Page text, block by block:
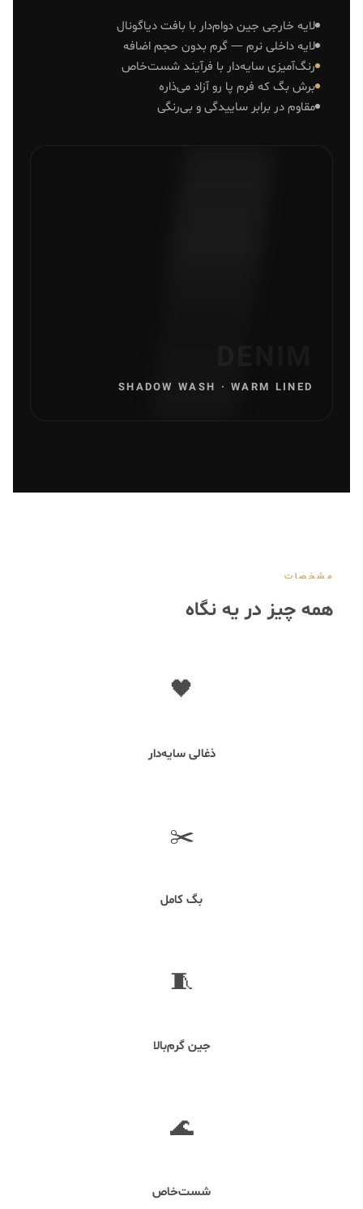
لایه خارجی جین دوام‌دار با بافت دیاگونال
لایه داخلی نرم — گرم بدون حجم اضافه
رنگ‌آمیزی سایه‌دار با فرآیند شست‌خاص
برش بگ که فرم پا رو آزاد می‌ذاره
مقاوم در برابر ساییدگی و بی‌رنگی
SHADOW WASH · WARM LINED
مشخصات
همه چیز در یه نگاه
🖤
ذغالی سایه‌دار
✂️
بگ کامل
🧵
جین گرم‌بالا
🌊
شست‌خاص